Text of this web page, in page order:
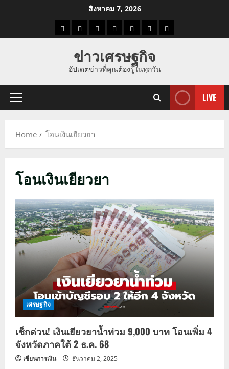
สิงหาคม 7, 2026
ราคาแนว
ราคา
ทอง
ข่าว
นี้
ข่าว
ดูด
ที่
ผู้ชาย
ข่าวเศรษฐกิจ
อัปเดตข่าวที่คุณต้องรู้ในทุกวัน
Primary
LIVE
Home โอนเงินเยียวยา
โอนเงินเยียวยา
เศรษฐกิจ
เช็กด่วน! เงินเยียวยาน้ำท่วม 9,000 บาท โอนเพิ่ม 4
จังหวัดภาคใต้ 2 ธ.ค. 68
เซียนการเงิน ธันวาคม 2, 2025